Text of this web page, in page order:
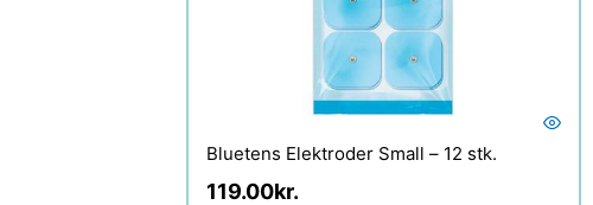
Bluetens Elektroder Small – 12 stk.
119.00kr.